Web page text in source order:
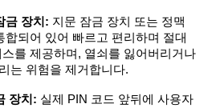
금 장치: 지문 잠금 장치 또는 정맥
합되어 있어 빠르고 편리하며 절대
를 제공하며, 열쇠를 잃어버리거나
는 위험을 제거합니다.
장치: 실제 PIN 코드 앞뒤에 사용자